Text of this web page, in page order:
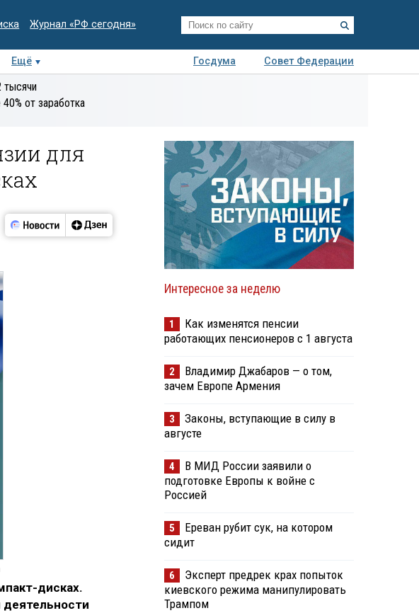
Журнал «РФ сегодня»
Ещё Госдума
Совет Федерации
экспертиза
тысячи
от заработка
для
дисках.
Интересное за неделю
1
Как изменятся пенсии
работающих пенсионеров с 1 августа
2
Владимир Джабаров — о том,
зачем Европе Армения
3
Законы, вступающие в силу в
августе
4
В МИД России заявили о
подготовке Европы к войне с
Россией
5
Ереван рубит сук, на котором
сидит
6
Эксперт предрек крах попыток
киевского режима манипулировать
Трампом